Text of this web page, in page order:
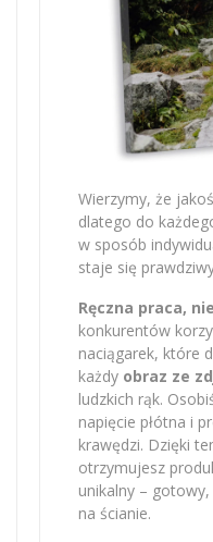
Wierzymy, że
dlatego do
w sposób
staje się
Ręczna praca,
konkurentów
naciągarek, które
każdy obraz ze
ludzkich rąk.
napięcie płótna i
krawędzi. Dzięki
otrzymujesz
unikalny –
na ścianie.